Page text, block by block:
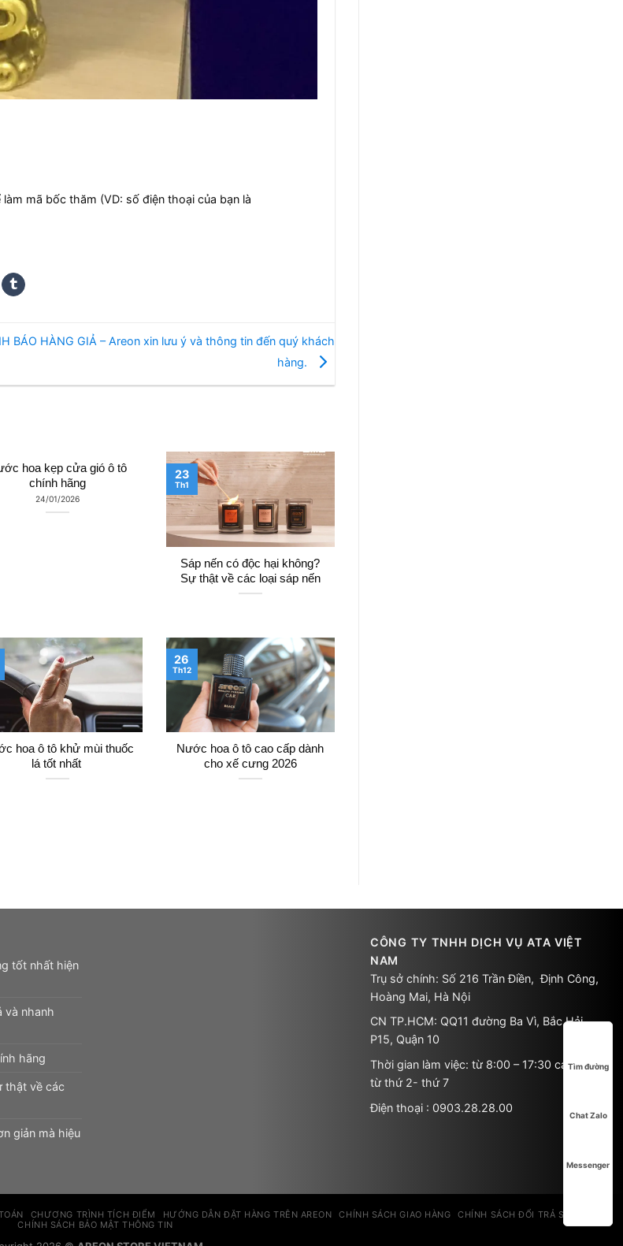
mã bốc thăm (VD: số điện thoại của bạn là
BÁO HÀNG GIẢ – Areon xin lưu ý và thông tin đến quý khách
hàng.
hoa kẹp cửa gió ô tô
chính hãng
24/01/2026
Sáp nến có độc hại không?
Sự thật về các loại sáp nến
23
Th1
hoa ô tô khử mùi thuốc
lá tốt nhất
Nước hoa ô tô cao cấp dành
cho xế cưng 2026
26
Th12
tốt nhất hiện
và nhanh
hãng
thật về các
giản mà hiệu
CÔNG TY TNHH DỊCH VỤ ATA VIỆT
NAM
Trụ sở chính: Số 216 Trần Điền, Định Công,
Hoàng Mai, Hà Nội
CN TP.HCM: QQ11 đường Ba Vì, Bắc Hải,
P15, Quận 10
Thời gian làm việc: từ 8:00 – 17:30 các ngày
từ thứ 2- thứ 7
Điện thoại : 0903.28.28.00
CHƯƠNG TRÌNH TÍCH ĐIỂM HƯỚNG DẪN ĐẶT HÀNG TRÊN AREON CHÍNH SÁCH GIAO HÀNG
CHÍNH SÁCH ĐỔI TRẢ SẢN PHẨM
CHÍNH SÁCH BẢO MẬT THÔNG TIN
Tìm đường
Chat Zalo
Messenger